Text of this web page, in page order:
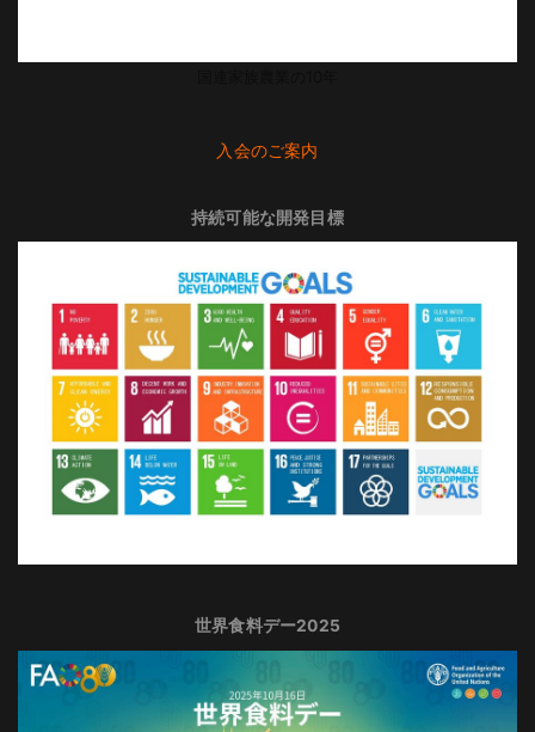
入会のご案内
持続可能な開発目標
世界食料デー2025